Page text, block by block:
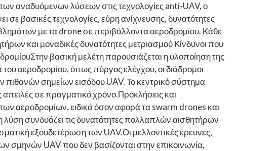
αναδυόμενων λύσεων στις τεχνολογίες anti-UAV, ο
βασικές τεχνολογίες, εύρη ανίχνευσης, δυνατότητες
με τα drone σε περιβάλλοντα αεροδρομίου. Κάθε
και μοναδικές δυνατότητες μετριασμού Κίνδυνοι που
βασική μελέτη παρουσιάζεται η υλοποίηση της
του αεροδρομίου, όπως πύργος ελέγχου, οι διάδρομοι
σημείων εισόδου UAV. Το κεντρικό σύστημα
απειλές σε πραγματικό χρόνο.Προκλήσεις και
αεροδρομίων, ειδικά όσον αφορά τα swarm drones και
λύση συνδυάζει τις δυνατότητες πολλαπλών αισθητήρων
εξουδετέρωση των UAV.Οι μελλοντικές έρευνες,
σμηνών UAV που δεν βασίζονται στην επικοινωνία,